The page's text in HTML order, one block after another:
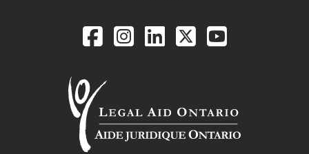
Legal Aid Ontario
FacebookInstagram
LinkedIn
X YouTube